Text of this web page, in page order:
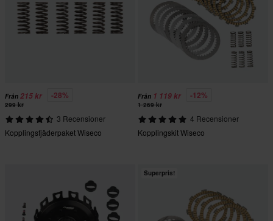
Från 215 kr -28%
299 kr
3 Recensioner
Kopplingsfjäderpaket Wiseco
Från 1 119 kr -12%
1 269 kr
4 Recensioner
Kopplingskit Wiseco
Superpris!